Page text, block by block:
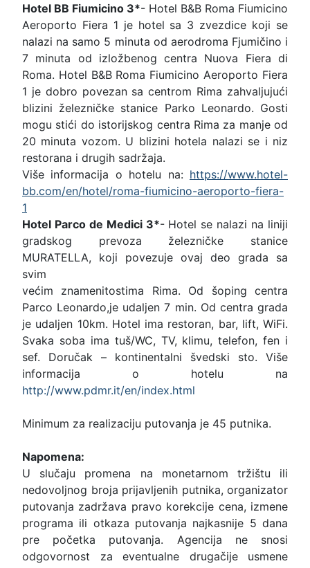
Hotel BB Fiumicino 3*- Hotel B&B Roma Fiumicino
Aeroporto Fiera 1 je hotel sa 3 zvezdice koji se
nalazi na samo 5 minuta od aerodroma Fjumičino i
7 minuta od izložbenog centra Nuova Fiera di
Roma. Hotel B&B Roma Fiumicino Aeroporto Fiera
1 je dobro povezan sa centrom Rima zahvaljujući
blizini železničke stanice Parko Leonardo. Gosti
mogu stići do istorijskog centra Rima za manje od
20 minuta vozom. U blizini hotela nalazi se i niz
restorana i drugih sadržaja.
Više informacija o hotelu na: https://www.hotel-
bb.com/en/hotel/roma-fiumicino-aeroporto-fiera-
1
Hotel Parco de Medici 3*- Hotel se nalazi na liniji
gradskog prevoza železničke stanice
MURATELLA, koji povezuje ovaj deo grada sa
svim
većim znamenitostima Rima. Od šoping centra
Parco Leonardo,je udaljen 7 min. Od centra grada
je udaljen 10km. Hotel ima restoran, bar, lift, WiFi.
Svaka soba ima tuš/WC, TV, klimu, telefon, fen i
sef. Doručak – kontinentalni švedski sto. Više
informacija o hotelu na
http://www.pdmr.it/en/index.html
Minimum za realizaciju putovanja je 45 putnika.
Napomena:
U slučaju promena na monetarnom tržištu ili
nedovoljnog broja prijavljenih putnika, organizator
putovanja zadržava pravo korekcije cena, izmene
programa ili otkaza putovanja najkasnije 5 dana
pre početka putovanja. Agencija ne snosi
odgovornost za eventualne drugačije usmene